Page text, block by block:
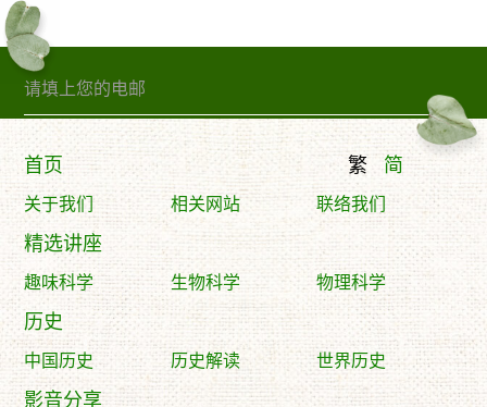
订阅精句
首页 简
繁
关于我们 相关网站 联络我们
精选讲座
趣味科学 生物科学 物理科学
历史
中国历史 历史解读 世界历史
影音分享